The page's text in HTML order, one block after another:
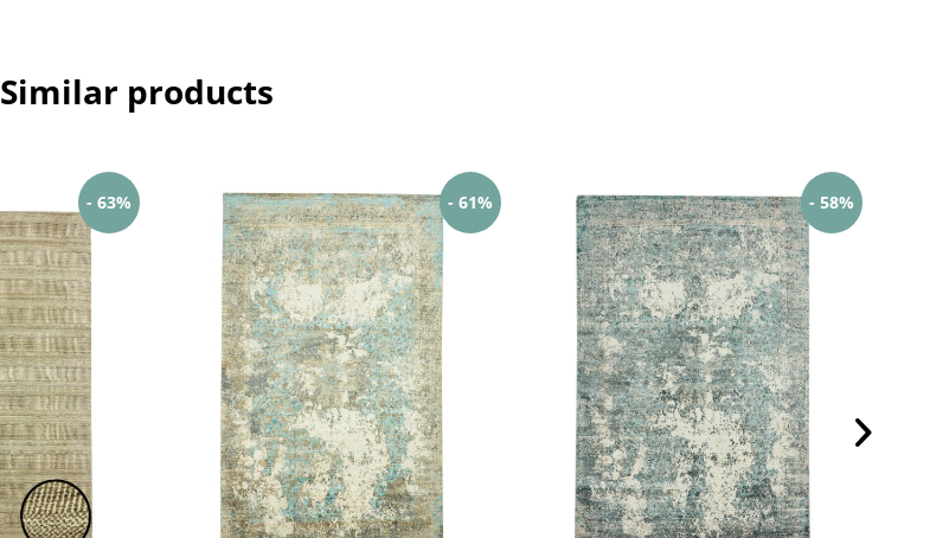
Similar products
- 63% - 61% - 58%